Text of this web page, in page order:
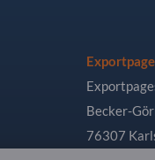
Becker-
76307